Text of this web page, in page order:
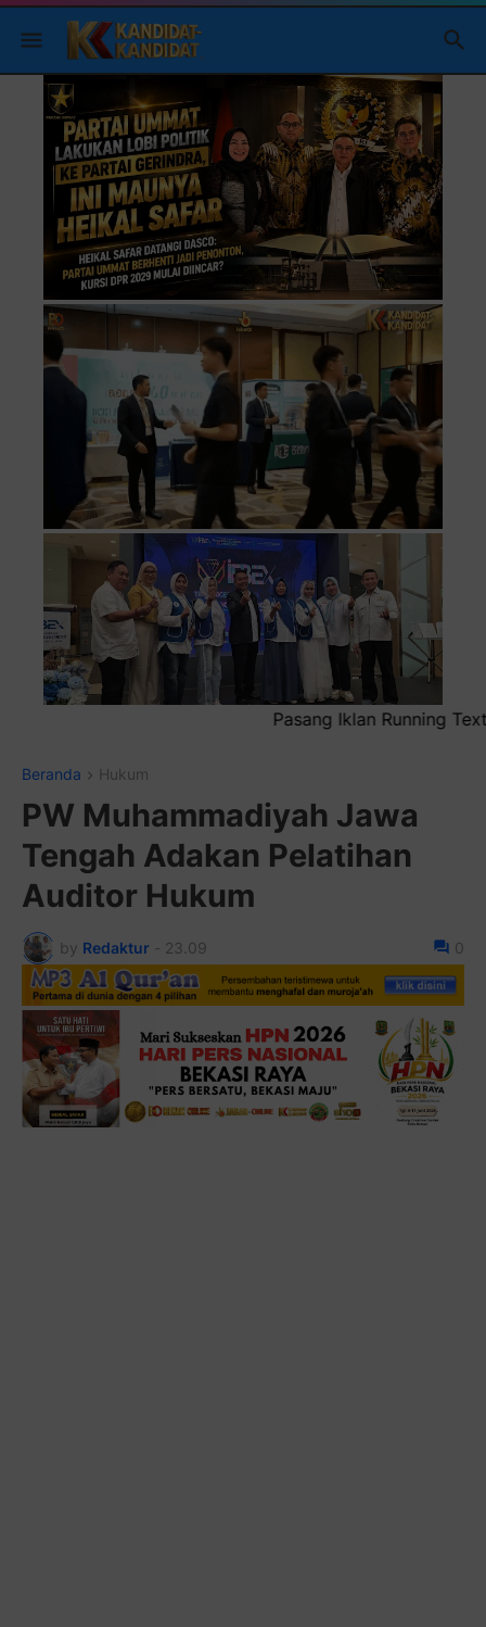
Iklan Running Text Anda di sini atau bisa juga
Beranda Hukum
PW Muhammadiyah Jawa
Tengah Adakan Pelatihan
Auditor Hukum
by Redaktur - 23.09 0